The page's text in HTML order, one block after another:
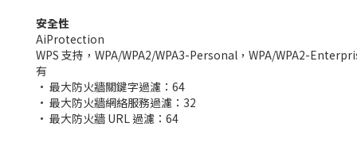
安全性
AiProtection
WPS 支持，WPA/WPA2/WPA3-Personal，WPA/WPA2-
有
• 最大防火牆關鍵字過濾：64
• 最大防火牆網絡服務過濾：32
• 最大防火牆 URL 過濾：64